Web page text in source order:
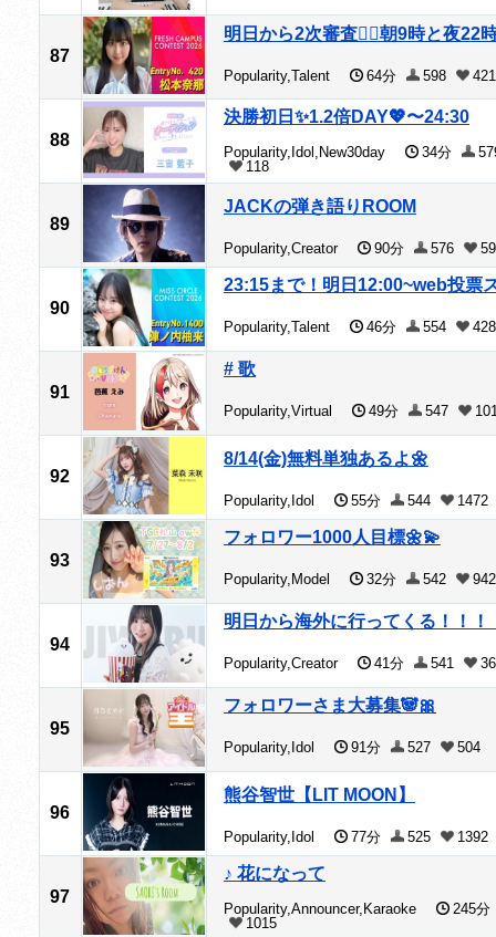
87
明日から2次審査❤️‍🔥朝9時と夜22
Popularity,Talent 64分 598 421
88
決勝初日✨1.2倍DAY💖〜24:30
Popularity,Idol,New30day 34分
118
89
JACKの弾き語りROOM
Popularity,Creator 90分 576
90
23:15まで！明日12:00~web投票
Popularity,Talent 46分 554 428
91
# 歌
Popularity,Virtual 49分 547
92
8/14(金)無料単独あるよ🌼
Popularity,Idol 55分 544 1472
93
フォロワー1000人目標🌼💫
Popularity,Model 32分 542 942
94
明日から海外に行ってくる！！！
Popularity,Creator 41分 541
95
フォロワーさま大募集🐼🎀
Popularity,Idol 91分 527 504
96
熊谷智世【LIT MOON】
Popularity,Idol 77分 525 1392
97
♪ 花になって
Popularity,Announcer,Karaoke
245分
1015